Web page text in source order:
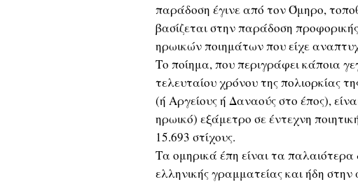
παράδοση έγινε από τον Όμηρο,
βασίζεται στην παράδοση
ηρωικών ποιημάτων που είχε
Το ποίημα, που περιγράφει κάποια
τελευταίου χρόνου της πολιορκίας
(ή Αργείους ή Δαναούς στο έπος),
ηρωικό) εξάμετρο σε έντεχνη
15.693 στίχους.
Τα ομηρικά έπη είναι τα
ελληνικής γραμματείας και ήδη